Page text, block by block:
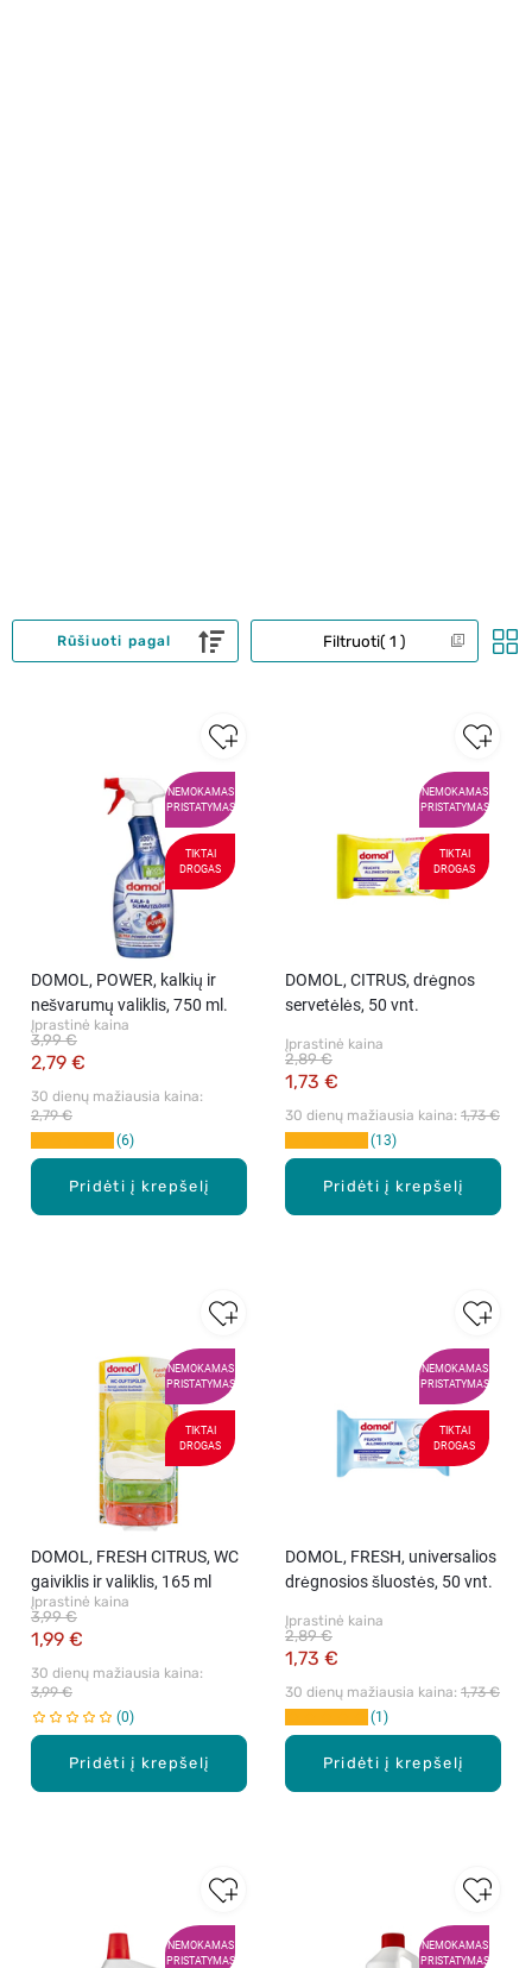
Filtruoti 1
Rūšiuoti pagal
NEMOKAMAS
PRISTATYMAS
TIKTAI
DROGAS
Pridėti į krepšelį
DOMOL, POWER, kalkių ir
nešvarumų valiklis, 750 ml.
Įprastinė kaina
2,79 €
3,99 €
30 dienų mažiausia kaina:
2,79 €
6
NEMOKAMAS
PRISTATYMAS
TIKTAI
DROGAS
Pridėti į krepšelį
DOMOL, CITRUS, drėgnos
servetėlės, 50 vnt.
Įprastinė kaina
1,73 €
2,89 €
30 dienų mažiausia kaina: 1,73 €
13
NEMOKAMAS
PRISTATYMAS
TIKTAI
DROGAS
Pridėti į krepšelį
DOMOL, FRESH CITRUS, WC
gaiviklis ir valiklis, 165 ml
Įprastinė kaina
1,99 €
3,99 €
30 dienų mažiausia kaina:
3,99 €
0
NEMOKAMAS
PRISTATYMAS
TIKTAI
DROGAS
Pridėti į krepšelį
DOMOL, FRESH, universalios
drėgnosios šluostės, 50 vnt.
Įprastinė kaina
1,73 €
2,89 €
30 dienų mažiausia kaina: 1,73 €
1
NEMOKAMAS
PRISTATYMAS
NEMOKAMAS
PRISTATYMAS